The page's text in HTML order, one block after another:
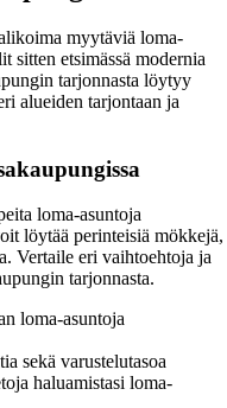
myytäviä loma-
sitten etsimässä modernia
tarjonnasta löytyy
alueiden tarjontaan ja
loma-asuntoja
löytää perinteisiä mökkejä,
Vertaile eri vaihtoehtoja ja
tarjonnasta.
loma-asuntoja
sekä varustelutasoa
haluamistasi loma-